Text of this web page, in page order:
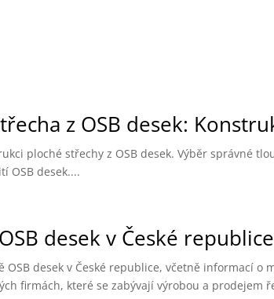
z OSB desek:
ploché střechy z OSB desek. Výběr správné
OSB desek....
desek v České republice
OSB desek v České republice, včetně informací o
firmách, které se zabývají výrobou a prodejem